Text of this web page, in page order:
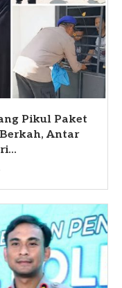
Pikul Paket
Antar